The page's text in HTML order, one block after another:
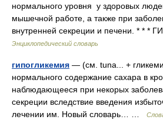
нормального уровня у здоровых
мышечной работе, а также при
внутренней секреции и печени. * *
Энциклопедический словарь
гипогликемия — (см. tuna... +
нормального содержание сахара в
наблюдающееся при некорых
секреции вследствие введения
лечении им. Новый словарь… …